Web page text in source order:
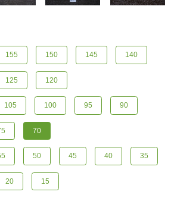
155 150 145 140
125 120
105 100 95 90
70
50 45 40 35
20 15